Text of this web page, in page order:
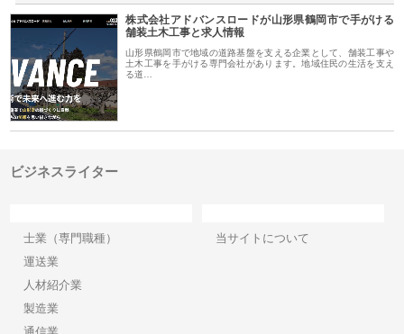
株式会社アドバンスロードが山形県鶴岡市で手がける
舗装土木工事と求人情報
山形県鶴岡市で地域の道路基盤を支える企業として、舗装工事や
土木工事を手がける専門会社があります。地域住民の生活を支え
る道…
ビジネスライター
士業（専門職種）
運送業
人材紹介業
製造業
当サイトについて